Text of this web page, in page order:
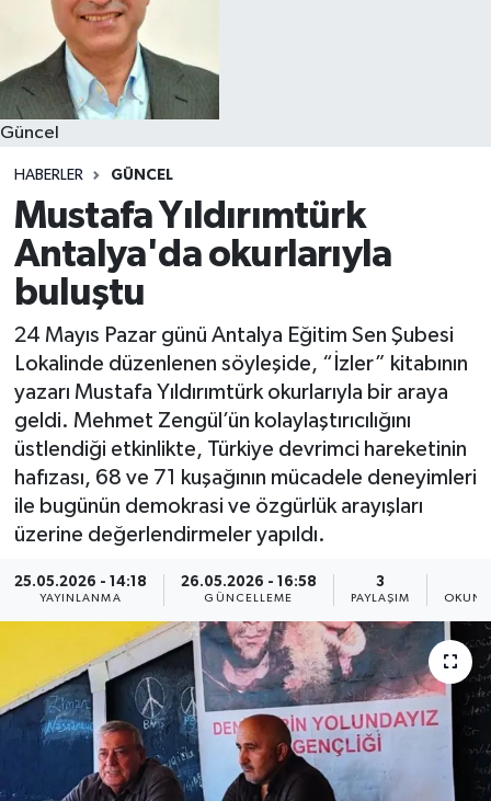
Güncel
HABERLER GÜNCEL
Mustafa Yıldırımtürk
Antalya'da okurlarıyla
buluştu
24 Mayıs Pazar günü Antalya Eğitim Sen Şubesi
Lokalinde düzenlenen söyleşide, “İzler” kitabının
yazarı Mustafa Yıldırımtürk okurlarıyla bir araya
geldi. Mehmet Zengül’ün kolaylaştırıcılığını
üstlendiği etkinlikte, Türkiye devrimci hareketinin
hafızası, 68 ve 71 kuşağının mücadele deneyimleri
ile bugünün demokrasi ve özgürlük arayışları
üzerine değerlendirmeler yapıldı.
25.05.2026 - 14:18
YAYINLANMA
26.05.2026 - 16:58
GÜNCELLEME
3
PAYLAŞIM